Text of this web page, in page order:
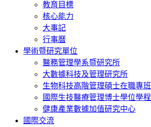
教育目標
核心能力
大事記
行事曆
學術暨研究單位
醫務管理學系暨研究所
大數據科技及管理研究所
生物科技高階管理碩士在職專班
國際生技醫療管理博士學位學程
健康產業數據加值研究中心
國際交流